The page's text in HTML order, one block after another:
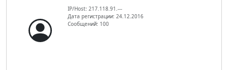
IP/Host: 217.118.91.---
Дата регистрации: 24.12.2016
Сообщений: 100